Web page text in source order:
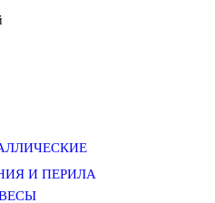
И ПЕРИЛА